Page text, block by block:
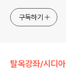
구독하기
탈옥강좌/시디아